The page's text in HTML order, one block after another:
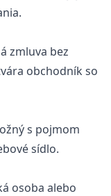
zmluva bez
obchodník so
s pojmom
sídlo.
osoba alebo